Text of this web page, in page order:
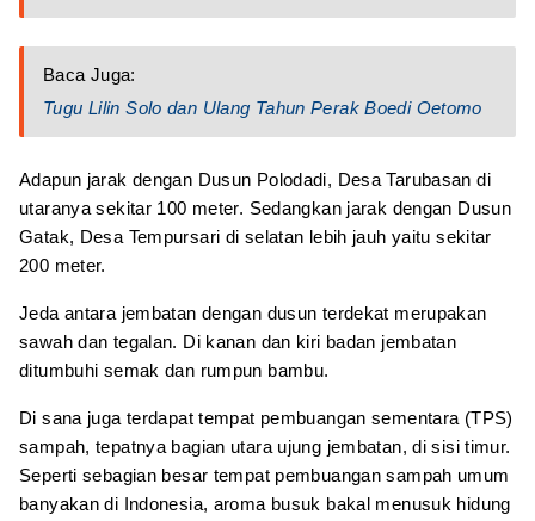
Baca Juga:
Tugu Lilin Solo dan Ulang Tahun Perak Boedi Oetomo
Adapun jarak dengan Dusun Polodadi, Desa Tarubasan di
utaranya sekitar 100 meter. Sedangkan jarak dengan Dusun
Gatak, Desa Tempursari di selatan lebih jauh yaitu sekitar
200 meter.
Jeda antara jembatan dengan dusun terdekat merupakan
sawah dan tegalan. Di kanan dan kiri badan jembatan
ditumbuhi semak dan rumpun bambu.
Di sana juga terdapat tempat pembuangan sementara (TPS)
sampah, tepatnya bagian utara ujung jembatan, di sisi timur.
Seperti sebagian besar tempat pembuangan sampah umum
banyakan di Indonesia, aroma busuk bakal menusuk hidung